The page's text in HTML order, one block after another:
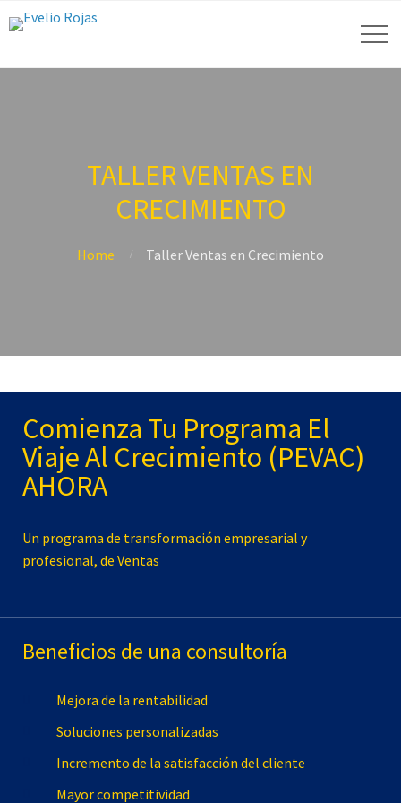
TALLER VENTAS EN
CRECIMIENTO
Home Taller Ventas en Crecimiento
Comienza Tu Programa El
Viaje Al Crecimiento (PEVAC)
AHORA
Un programa de transformación empresarial y
profesional, de Ventas
Beneficios de una consultoría
Mejora de la rentabilidad
Soluciones personalizadas
Incremento de la satisfacción del cliente
Mayor competitividad